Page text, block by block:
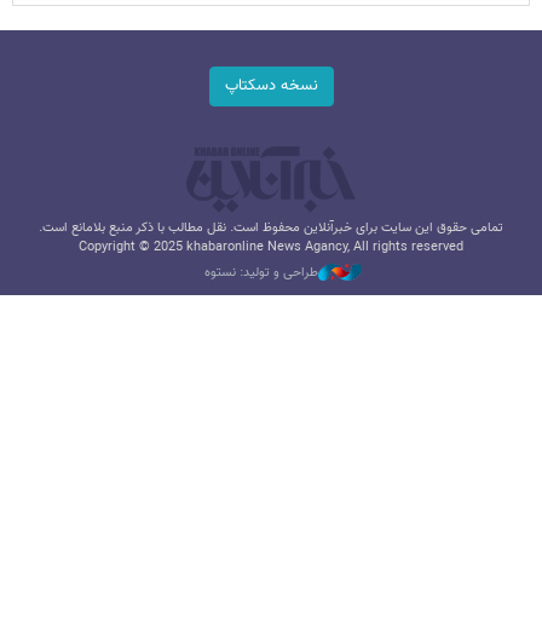
نسخه دسکتاپ
تمامی حقوق این سایت برای خبرآنلاین محفوظ است. نقل مطالب با ذکر منبع بلامانع است.
Copyright © 2025 khabaronline News Agancy, All rights reserved
طراحی و تولید: نستوه